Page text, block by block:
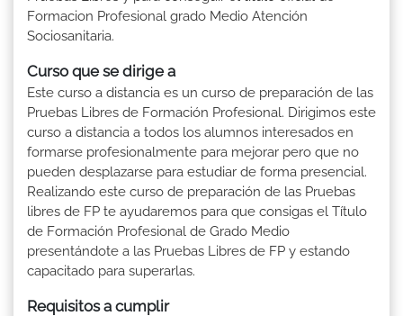
Formacion Profesional grado Medio Atención
Sociosanitaria.
Curso que se dirige a
Este curso a distancia es un curso de preparación de las
Pruebas Libres de Formación Profesional. Dirigimos este
curso a distancia a todos los alumnos interesados en
formarse profesionalmente para mejorar pero que no
pueden desplazarse para estudiar de forma presencial.
Realizando este curso de preparación de las Pruebas
libres de FP te ayudaremos para que consigas el Título
de Formación Profesional de Grado Medio
presentándote a las Pruebas Libres de FP y estando
capacitado para superarlas.
Requisitos a cumplir